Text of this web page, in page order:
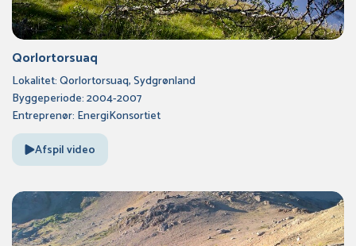
Qorlortorsuaq
Lokalitet: Qorlortorsuaq, Sydgrønland
Byggeperiode: 2004-2007
Entreprenør: EnergiKonsortiet
Afspil video